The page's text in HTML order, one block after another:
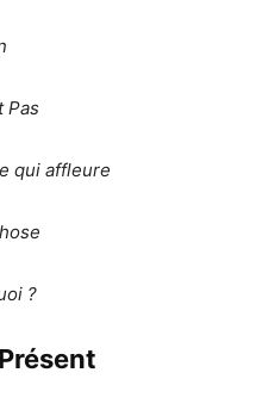
Pas
qui affleure
?